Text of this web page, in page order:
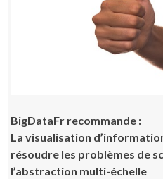
BigDataFr recommande :
La visualisation
résoudre les problèmes de
l’abstraction multi-échelle